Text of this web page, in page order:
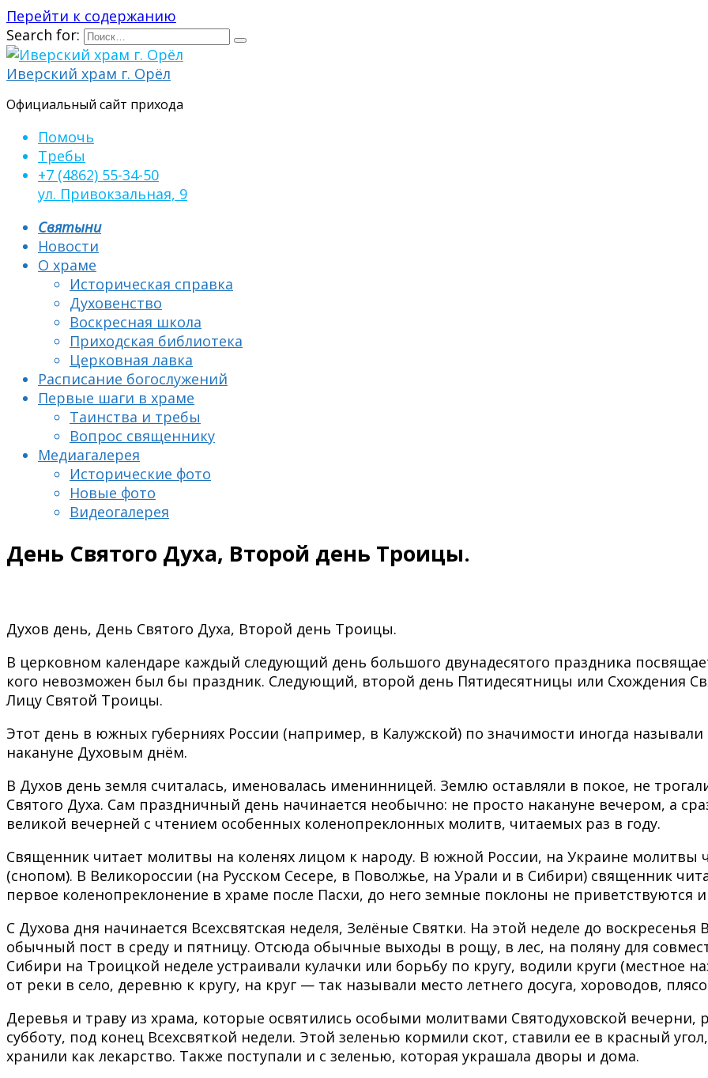
Перейти к содержанию
Search for:
Иверский храм г. Орёл
Официальный сайт прихода
Помочь
Требы
+7 (4862) 55-34-50
ул. Привокзальная, 9
Святыни
Новости
О храме
Историческая справка
Духовенство
Воскресная школа
Приходская библиотека
Церковная лавка
Расписание богослужений
Первые шаги в храме
Таинства и требы
Вопрос священнику
Медиагалерея
Исторические фото
Новые фото
Видеогалерея
День Святого Духа, Второй день Троицы.
Духов день, День Святого Духа, Второй день Троицы.
В церковном календаре каждый следующий день большого двунадесятого праздника
кого невозможен был бы праздник. Следующий, второй день Пятидесятницы или Схождения
Лицу Святой Троицы.
Этот день в южных губерниях России (например, в Калужской) по значимости иногда
накануне Духовым днём.
В Духов день земля считалась, именовалась именинницей. Землю оставляли в покое, не
Святого Духа. Сам праздничный день начинается необычно: не просто накануне вечером, а
великой вечерней с чтением особенных коленопреклонных молитв, читаемых раз в году.
Священник читает молитвы на коленях лицом к народу. В южной России, на Украине молитвы
(снопом). В Великороссии (на Русском Сесере, в Поволжье, на Урали и в Сибири) священник
первое коленопреклонение в храме после Пасхи, до него земные поклоны не приветствуются
С Духова дня начинается Всехсвятская неделя, Зелёные Святки. На этой неделе до
обычный пост в среду и пятницу. Отсюда обычные выходы в рощу, в лес, на поляну для
Сибири на Троицкой неделе устраивали кулачки или борьбу по кругу, водили круги (местное
от реки в село, деревню к кругу, на круг — так называли место летнего досуга, хороводов,
Деревья и траву из храма, которые освятились особыми молитвами Святодуховской вечерни,
субботу, под конец Всехсвяткой недели. Этой зеленью кормили скот, ставили ее в красный
хранили как лекарство. Также поступали и с зеленью, которая украшала дворы и дома.